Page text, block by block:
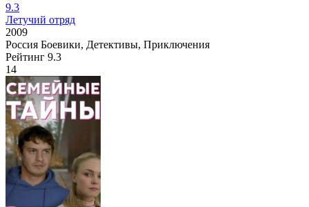
9.3
Летучий отряд
2009
Россия Боевики, Детективы, Приключения
Рейтинг 9.3
14